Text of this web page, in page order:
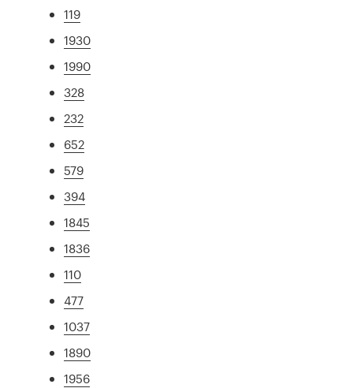
119
1930
1990
328
232
652
579
394
1845
1836
110
477
1037
1890
1956